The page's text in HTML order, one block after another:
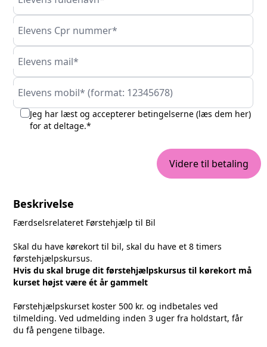
Elevens Cpr nummer*
Elevens mail*
Elevens mobil* (format: 12345678)
Jeg har læst og accepterer betingelserne (læs dem her)
for at deltage.*
Videre til betaling
Beskrivelse
Færdselsrelateret Førstehjælp til Bil
Skal du have kørekort til bil, skal du have et 8 timers
førstehjælpskursus.
Hvis du skal bruge dit førstehjælpskursus til kørekort må
kurset højst være ét år gammelt
Førstehjælpskurset koster 500 kr. og indbetales ved
tilmelding. Ved udmelding inden 3 uger fra holdstart, får
du få pengene tilbage.